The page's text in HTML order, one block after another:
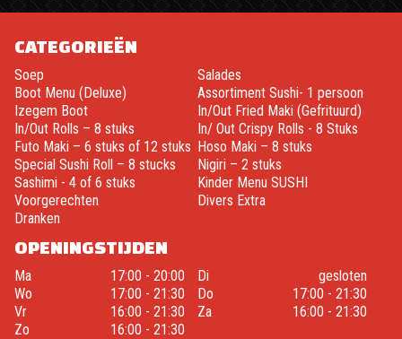
CATEGORIEËN
Soep
Salades
Boot Menu (Deluxe)
Assortiment Sushi- 1 persoon
Izegem Boot
In/Out Fried Maki (Gefrituurd)
In/Out Rolls – 8 stuks
In/ Out Crispy Rolls - 8 Stuks
Futo Maki – 6 stuks of 12 stuks Hoso Maki – 8 stuks
Special Sushi Roll – 8 stucks
Nigiri – 2 stuks
Sashimi - 4 of 6 stuks
Kinder Menu SUSHI
Voorgerechten
Divers Extra
Dranken
OPENINGSTIJDEN
Ma 17:00 - 20:00 Di
gesloten
Wo
17:00 - 21:30 Do
17:00 - 21:30
Vr
16:00 - 21:30 Za
16:00 - 21:30
Zo
16:00 - 21:30